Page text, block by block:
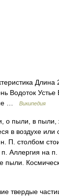
Длина
Водоток
…
Википедия
пыли, в пыли,
в воздухе
П. столбом
Аллергия на п.
пыли.
твердые